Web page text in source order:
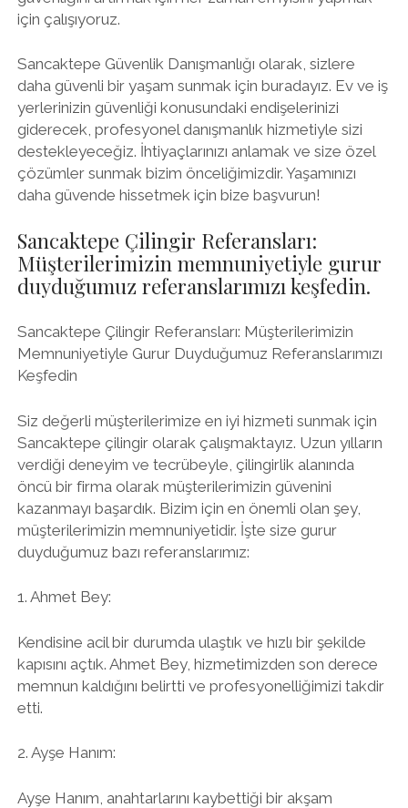
için çalışıyoruz.
Sancaktepe Güvenlik Danışmanlığı olarak, sizlere
daha güvenli bir yaşam sunmak için buradayız. Ev ve iş
yerlerinizin güvenliği konusundaki endişelerinizi
giderecek, profesyonel danışmanlık hizmetiyle sizi
destekleyeceğiz. İhtiyaçlarınızı anlamak ve size özel
çözümler sunmak bizim önceliğimizdir. Yaşamınızı
daha güvende hissetmek için bize başvurun!
Sancaktepe Çilingir Referansları:
Müşterilerimizin memnuniyetiyle gurur
duyduğumuz referanslarımızı keşfedin.
Sancaktepe Çilingir Referansları: Müşterilerimizin
Memnuniyetiyle Gurur Duyduğumuz Referanslarımızı
Keşfedin
Siz değerli müşterilerimize en iyi hizmeti sunmak için
Sancaktepe çilingir olarak çalışmaktayız. Uzun yılların
verdiği deneyim ve tecrübeyle, çilingirlik alanında
öncü bir firma olarak müşterilerimizin güvenini
kazanmayı başardık. Bizim için en önemli olan şey,
müşterilerimizin memnuniyetidir. İşte size gurur
duyduğumuz bazı referanslarımız:
1. Ahmet Bey:
Kendisine acil bir durumda ulaştık ve hızlı bir şekilde
kapısını açtık. Ahmet Bey, hizmetimizden son derece
memnun kaldığını belirtti ve profesyonelliğimizi takdir
etti.
2. Ayşe Hanım:
Ayşe Hanım, anahtarlarını kaybettiği bir akşam